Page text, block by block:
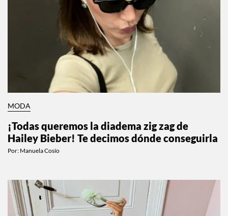
MODA
¡Todas queremos la diadema zig zag de
Hailey Bieber! Te decimos dónde conseguirla
Por: Manuela Cosío